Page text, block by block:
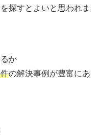
探すとよいと思われま
か
の解決事例が豊富にあ